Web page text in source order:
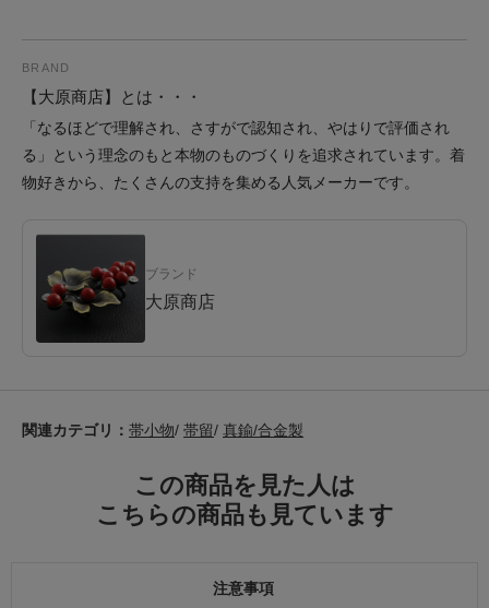
BRAND
【大原商店】とは・・・
「なるほどで理解され、さすがで認知され、やはりで評価され
る」という理念のもと本物のものづくりを追求されています。着
物好きから、たくさんの支持を集める人気メーカーです。
ブランド
大原商店
関連カテゴリ： 帯小物/ 帯留/ 真鍮/合金製
この商品を見た人は
こちらの商品も見ています
注意事項